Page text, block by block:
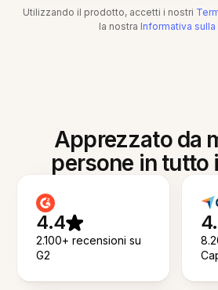
Utilizzando il prodotto, accetti i nostri
la nostra Informativa sulla
Apprezzato da
persone in tutto
4.4
2.100+ recensioni su
G2